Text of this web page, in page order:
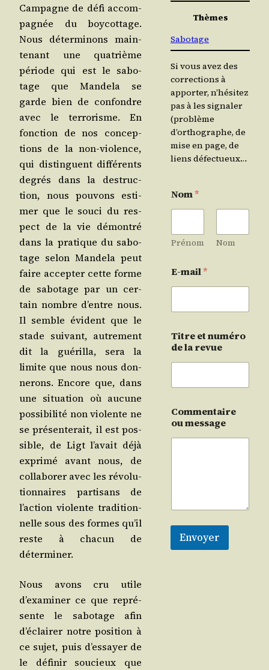
Cam­pagne de défi accom­
pa­gnée du boy­cot­tage.
Nous déter­mi­nons main­
te­nant une qua­trième
période qui est le sabo­
tage que Man­de­la se
garde bien de confondre
avec le ter­ro­risme. En
fonc­tion de nos concep­
tions de la non-vio­lence,
qui dis­tinguent dif­fé­rents
degrés dans la des­truc­
tion, nous pou­vons esti­
mer que le sou­ci du res­
pect de la vie démon­tré
dans la pra­tique du sabo­
tage selon Man­de­la peut
faire accep­ter cette forme
de sabo­tage par un cer­
tain nombre d’entre nous.
Il semble évident que le
stade sui­vant, autre­ment
dit la gué­rilla, sera la
limite que nous nous don­
ne­rons. Encore que, dans
une situa­tion où aucune
pos­si­bi­li­té non vio­lente ne
se pré­sen­te­rait, il est pos­
sible, de Ligt l’avait déjà
expri­mé avant nous, de
col­la­bo­rer avec les révo­lu­
tion­naires par­ti­sans de
l’action vio­lente tra­di­tion­
nelle sous des formes qu’il
reste à cha­cun de
déterminer.
Nous avons cru utile
d’examiner ce que repré­
sente le sabo­tage afin
d’éclairer notre posi­tion à
ce sujet, puis d’essayer de
le défi­nir sou­cieux que
Thèmes
Sabotage
Si vous avez des
corrections à
apporter, n’hésitez
pas à les signaler
(problème
d’orthographe, de
mise en page, de
liens défectueux…
Nom*
Prénom Nom
E-mail*
Titre et numéro
de la revue
Commentaire
ou message
Envoyer